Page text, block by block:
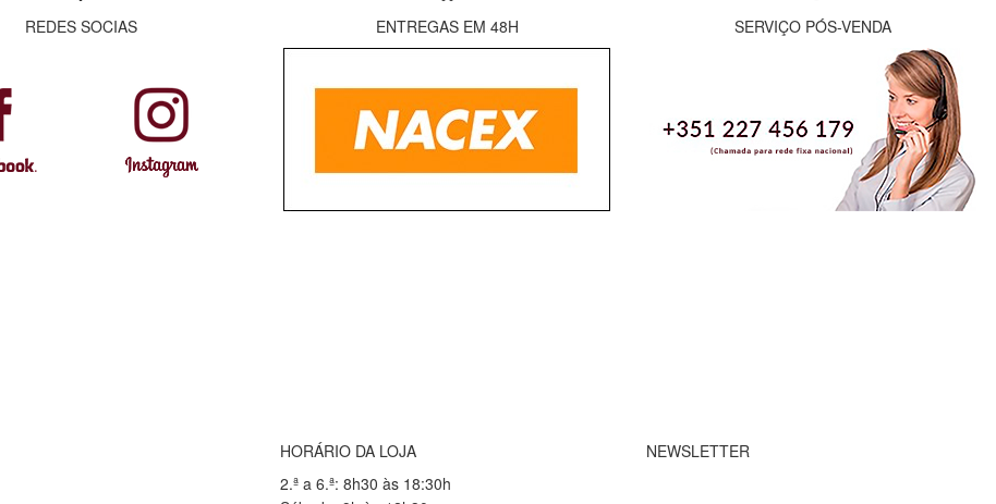
REDES SOCIAS ENTREGAS EM 48H SERVIÇO PÓS-VENDA
HORÁRIO DA LOJA
2.ª a 6.ª: 8h30 às 18:30h
NEWSLETTER